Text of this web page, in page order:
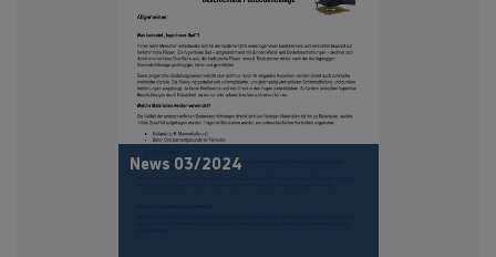
News 03/2024